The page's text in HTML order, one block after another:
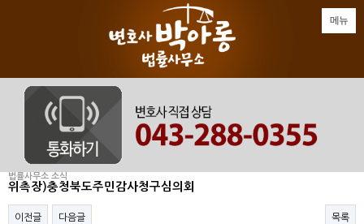
메뉴
법률사무소 소식
위촉장)충청북도주민감사청구심의회
이전글 다음글 목록